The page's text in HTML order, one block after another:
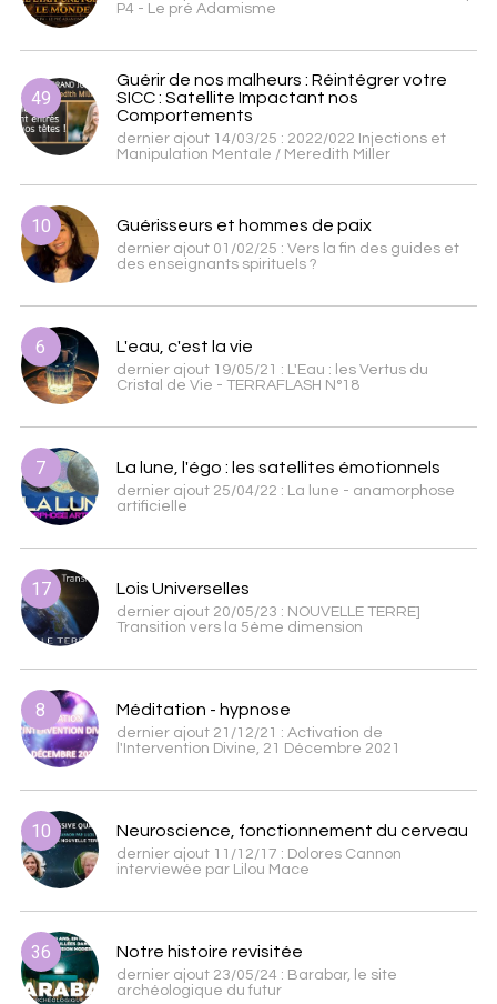
P4 - Le pré Adamisme
49
Guérir de nos malheurs : Réintégrer votre
SICC : Satellite Impactant nos
Comportements
dernier ajout 14/03/25 : 2022/022 Injections et
Manipulation Mentale / Meredith Miller
10 Guérisseurs et hommes de paix
dernier ajout 01/02/25 : Vers la fin des guides et
des enseignants spirituels ?
6 L'eau, c'est la vie
dernier ajout 19/05/21 : L'Eau : les Vertus du
Cristal de Vie - TERRAFLASH N°18
7 La lune, l'égo : les satellites émotionnels
dernier ajout 25/04/22 : La lune - anamorphose
artificielle
17 Lois Universelles
dernier ajout 20/05/23 : NOUVELLE TERRE]
Transition vers la 5ème dimension
8 Méditation - hypnose
dernier ajout 21/12/21 : Activation de
l'Intervention Divine, 21 Décembre 2021
10 Neuroscience, fonctionnement du cerveau
dernier ajout 11/12/17 : Dolores Cannon
interviewée par Lilou Mace
36 Notre histoire revisitée
dernier ajout 23/05/24 : Barabar, le site
archéologique du futur